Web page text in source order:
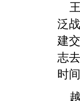
泛
建
志
时